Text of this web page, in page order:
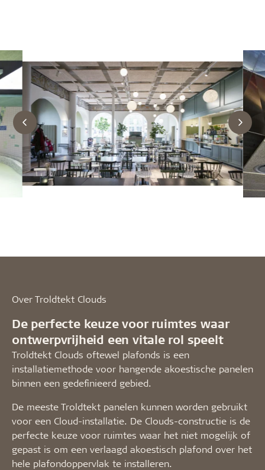
Over Troldtekt Clouds
De perfecte keuze voor ruimtes waar
ontwerpvrijheid een vitale rol speelt
Troldtekt Clouds oftewel plafonds is een
installatiemethode voor hangende akoestische panelen
binnen een gedefinieerd gebied.
De meeste Troldtekt panelen kunnen worden gebruikt
voor een Cloud-installatie. De Clouds-constructie is de
perfecte keuze voor ruimtes waar het niet mogelijk of
gepast is om een verlaagd akoestisch plafond over het
hele plafondoppervlak te installeren.